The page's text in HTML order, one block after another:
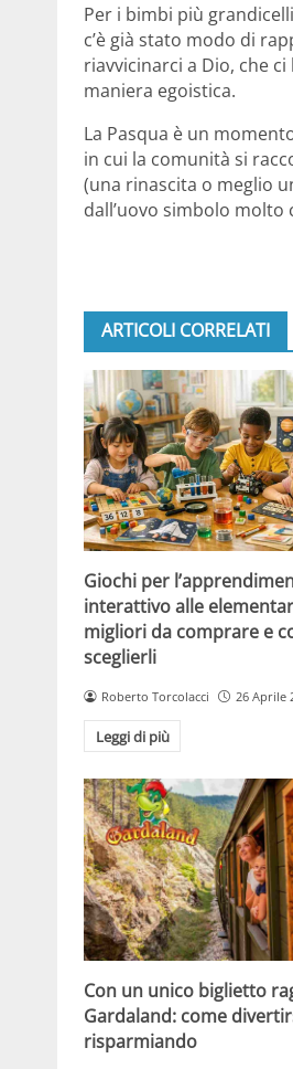
Per i bimbi più
c’è già stato modo di
riavvicinarci a Dio, che
maniera egoistica.
La Pasqua è un
in cui la comunità si
(una rinascita o meglio
dall’uovo simbolo molto
ARTICOLI CORRELATI
Giochi per
interattivo alle
migliori da comprare e
sceglierli
Roberto Torcolacci 26 Aprile
Leggi di più
Con un unico biglietto
Gardaland: come
risparmiando